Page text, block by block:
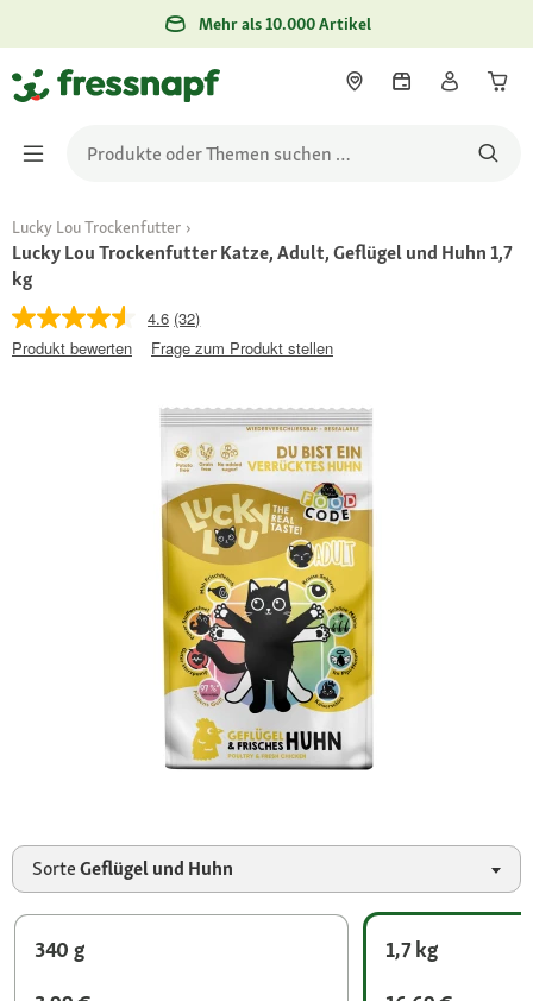
Mehr als 10.000 Artikel
Lucky Lou Trockenfutter
Lucky Lou Trockenfutter Katze, Adult, Geflügel und Huhn 1,7
kg
4.6 (32)
Produkt bewerten
Frage zum Produkt stellen
SorteGeflügel und Huhn
340 g
1,7 kg